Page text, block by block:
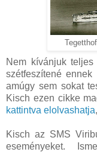
Nem kívánjuk
szétfeszítené
amúgy sem sokat
Kisch ezen cikke
kattintva elolvashatja
Kisch az SMS
eseményeket.